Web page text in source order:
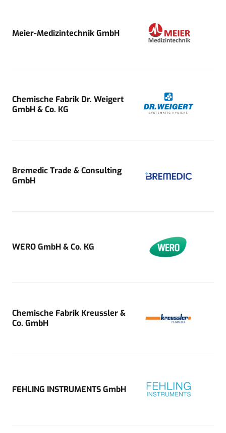
Meier-Medizintechnik GmbH
Chemische Fabrik Dr. Weigert
GmbH & Co. KG
Bremedic Trade & Consulting
GmbH
WERO GmbH & Co. KG
Chemische Fabrik Kreussler &
Co. GmbH
FEHLING INSTRUMENTS GmbH